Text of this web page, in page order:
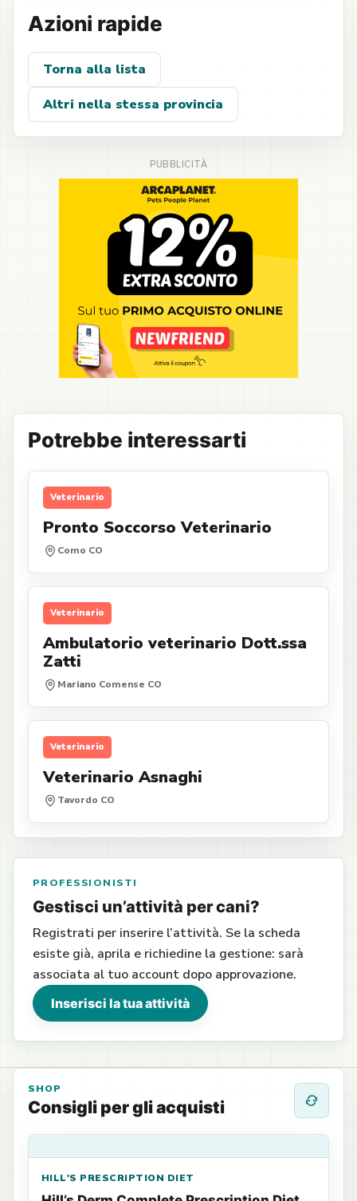
Azioni rapide
Torna alla lista
Altri nella stessa provincia
Potrebbe interessarti
Veterinario
Pronto Soccorso Veterinario
Como CO
Veterinario
Ambulatorio veterinario Dott.ssa
Zatti
Mariano Comense CO
Veterinario
Veterinario Asnaghi
Tavordo CO
PROFESSIONISTI
Gestisci un’attività per cani?
Registrati per inserire l’attività. Se la scheda
esiste già, aprila e richiedine la gestione: sarà
associata al tuo account dopo approvazione.
Inserisci la tua attività
SHOP
Consigli per gli acquisti
HILL'S PRESCRIPTION DIET